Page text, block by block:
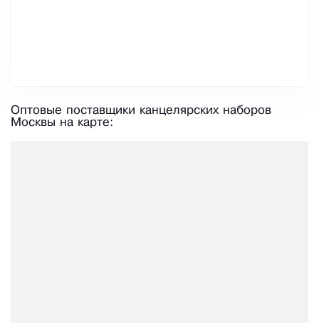
Оптовые поставщики канцелярских наборов
Москвы на карте: